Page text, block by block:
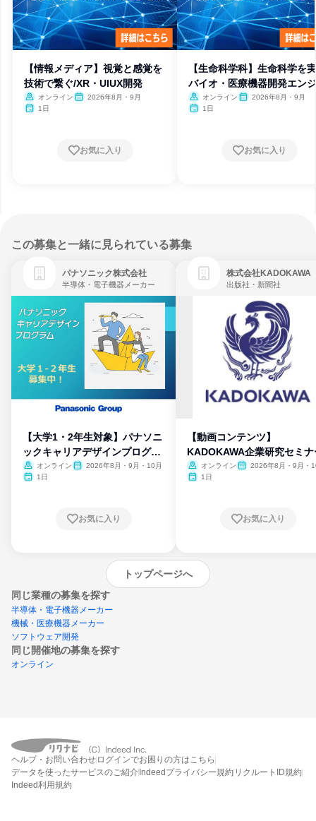
【情報メディア】視覚と感覚を
技術で繋ぐ/XR・UIUX開発
オンライン
2026年8月・9月
1日
お気に入り
【生命科学科】生命科学を
バイオ・医療機器開発エンジ
オンライン
2026年8月・9月
1日
お気に入り
この募集と一緒に見られている募集
パナソニック株式会社
半導体・電子機器メーカー
【大学1・2年生対象】パナソニ
ックキャリアデザインプログラ
ム
オンライン
2026年8月・9月・10月
1日
お気に入り
株式会社KADOKAWA
出版社・新聞社
【動画コンテンツ】
KADOKAWA企業研究セミナ
オンライン
2026年8月・9月・
1日
お気に入り
トップページへ
同じ業種の募集を探す
半導体・電子機器メーカー
機械・医療機器メーカー
ソフトウェア開発
同じ開催地の募集を探す
オンライン
エントリーするとプログラムの詳細案内を
受け取れるようになります
ヘルプ・お問い合わせ ログインでお困りの方はこちら
データを使ったサービスのご紹介 Indeedプライバシー規約 リクルートID規約
Indeed利用規約